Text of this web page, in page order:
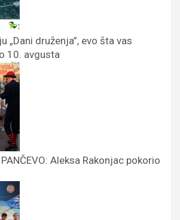
„Dani druženja”, evo šta vas
10. avgusta
Aleksa Rakonjac pokorio